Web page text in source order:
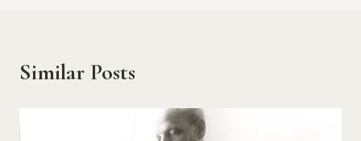
Similar Posts